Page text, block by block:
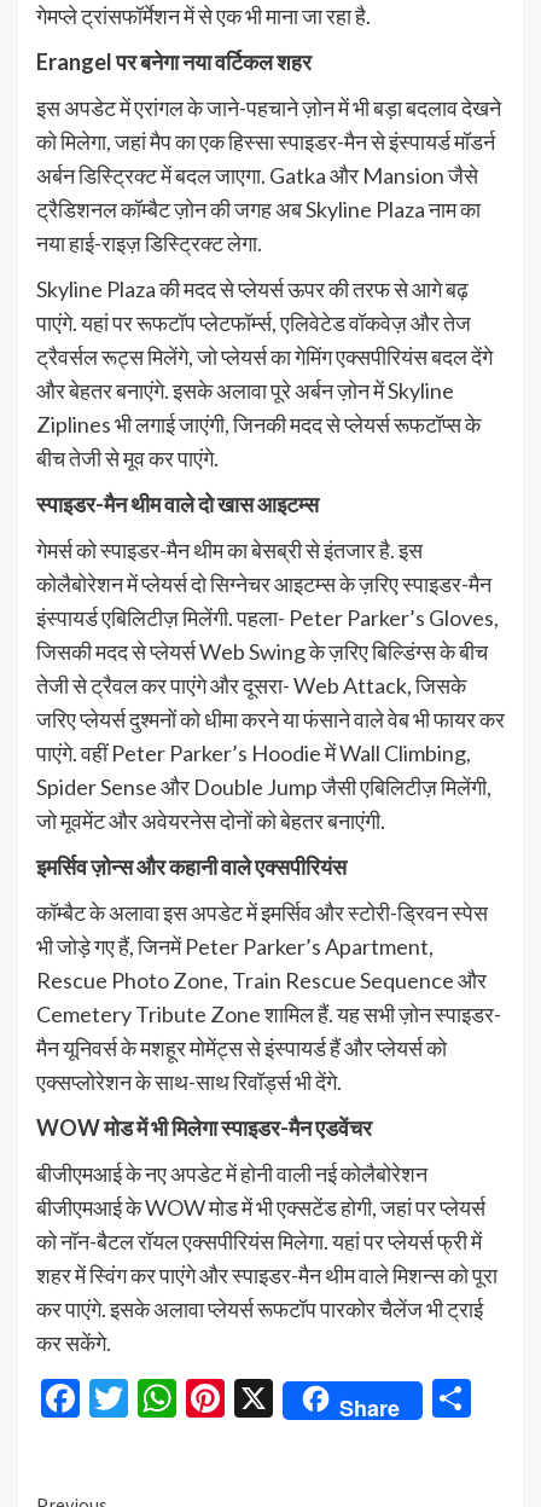
गेमप्ले ट्रांसफॉर्मेशन में से एक भी माना जा रहा है.
Erangel पर बनेगा नया वर्टिकल शहर
इस अपडेट में एरांगल के जाने-पहचाने ज़ोन में भी बड़ा बदलाव देखने
को मिलेगा, जहां मैप का एक हिस्सा स्पाइडर-मैन से इंस्पायर्ड मॉडर्न
अर्बन डिस्ट्रिक्ट में बदल जाएगा. Gatka और Mansion जैसे
ट्रैडिशनल कॉम्बैट ज़ोन की जगह अब Skyline Plaza नाम का
नया हाई-राइज़ डिस्ट्रिक्ट लेगा.
Skyline Plaza की मदद से प्लेयर्स ऊपर की तरफ से आगे बढ़
पाएंगे. यहां पर रूफटॉप प्लेटफॉर्म्स, एलिवेटेड वॉकवेज़ और तेज
ट्रैवर्सल रूट्स मिलेंगे, जो प्लेयर्स का गेमिंग एक्सपीरियंस बदल देंगे
और बेहतर बनाएंगे. इसके अलावा पूरे अर्बन ज़ोन में Skyline
Ziplines भी लगाई जाएंगी, जिनकी मदद से प्लेयर्स रूफटॉप्स के
बीच तेजी से मूव कर पाएंगे.
स्पाइडर-मैन थीम वाले दो खास आइटम्स
गेमर्स को स्पाइडर-मैन थीम का बेसब्री से इंतजार है. इस
कोलैबोरेशन में प्लेयर्स दो सिग्नेचर आइटम्स के ज़रिए स्पाइडर-मैन
इंस्पायर्ड एबिलिटीज़ मिलेंगी. पहला- Peter Parker’s Gloves,
जिसकी मदद से प्लेयर्स Web Swing के ज़रिए बिल्डिंग्स के बीच
तेजी से ट्रैवल कर पाएंगे और दूसरा- Web Attack, जिसके
जरिए प्लेयर्स दुश्मनों को धीमा करने या फंसाने वाले वेब भी फायर कर
पाएंगे. वहीं Peter Parker’s Hoodie में Wall Climbing,
Spider Sense और Double Jump जैसी एबिलिटीज़ मिलेंगी,
जो मूवमेंट और अवेयरनेस दोनों को बेहतर बनाएंगी.
इमर्सिव ज़ोन्स और कहानी वाले एक्सपीरियंस
कॉम्बैट के अलावा इस अपडेट में इमर्सिव और स्टोरी-ड्रिवन स्पेस
भी जोड़े गए हैं, जिनमें Peter Parker’s Apartment,
Rescue Photo Zone, Train Rescue Sequence और
Cemetery Tribute Zone शामिल हैं. यह सभी ज़ोन स्पाइडर-
मैन यूनिवर्स के मशहूर मोमेंट्स से इंस्पायर्ड हैं और प्लेयर्स को
एक्सप्लोरेशन के साथ-साथ रिवॉर्ड्स भी देंगे.
WOW मोड में भी मिलेगा स्पाइडर-मैन एडवेंचर
बीजीएमआई के नए अपडेट में होनी वाली नई कोलैबोरेशन
बीजीएमआई के WOW मोड में भी एक्सटेंड होगी, जहां पर प्लेयर्स
को नॉन-बैटल रॉयल एक्सपीरियंस मिलेगा. यहां पर प्लेयर्स फ्री में
शहर में स्विंग कर पाएंगे और स्पाइडर-मैन थीम वाले मिशन्स को पूरा
कर पाएंगे. इसके अलावा प्लेयर्स रूफटॉप पारकोर चैलेंज भी ट्राई
कर सकेंगे.
Facebook
Twitter
WhatsApp
Pinterest
X Share